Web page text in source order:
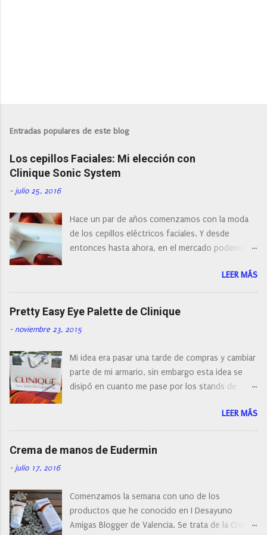
Entradas populares de este blog
Los cepillos Faciales: Mi elección con
Clinique Sonic System
- julio 25, 2016
Hace un par de años comenzamos con la moda
de los cepillos eléctricos faciales. Y desde
entonces hasta ahora, en el mercado podemos
con diferentes características, a pilas, a batería,
cepillos de rotación o de oscilación... y
naturalmente de todos los precios. Existe en la
actualidad tal variedad, que antes de hacer la
compra debemos de hacernos unas preguntas:
post os voy a dar mi opinión de porque elegí mi
cepillo facial de Clinique
LEER MÁS
Pretty Easy Eye Palette de Clinique
- noviembre 23, 2015
Mi idea era pasar una tarde de compras y cambiar
parte de mi armario, sin embargo esta idea se
disipó en cuanto me pase por los stands de
resistirse a esta paleta de colores de Clinique.
LEER MÁS
Crema de manos de Eudermin
- julio 17, 2016
Comenzamos la semana con uno de los
productos que he conocido en I Desayuno
Amigas Blogger de Valencia. Se trata de la Crema